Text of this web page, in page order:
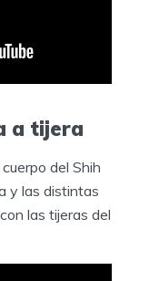
a tijera
del Shih
y las distintas
las tijeras del